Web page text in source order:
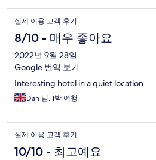
실제 이용 고객 후기
8/10 - 매우 좋아요
2022년 9월 28일
Google 번역 보기
Interesting hotel in a quiet location.
Dan 님, 1박 여행
실제 이용 고객 후기
10/10 - 최고예요